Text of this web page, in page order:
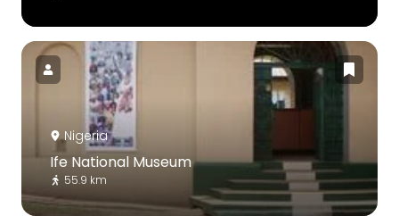
Nigeria
Ife National Museum
55.9 km